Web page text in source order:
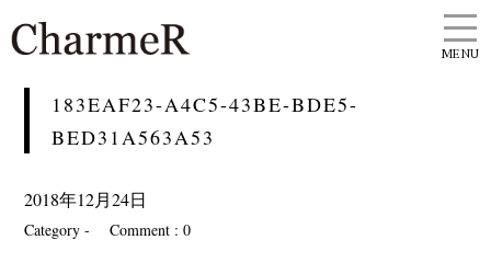
MENU
183EAF23-A4C5-43BE-BDE5-
BED31A563A53
2018年12月24日
Category - Comment : 0